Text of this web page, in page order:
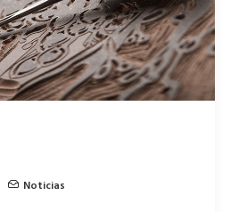
Noticias